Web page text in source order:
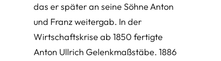
das er später an seine Söhne Anton
und Franz weitergab. In der
Wirtschaftskrise ab 1850 fertigte
Anton Ullrich Gelenkmaßstäbe. 1886